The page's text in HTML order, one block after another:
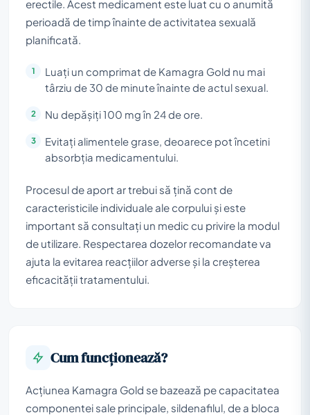
erectile. Acest medicament este luat cu o anumită
perioadă de timp înainte de activitatea sexuală
planificată.
Luați un comprimat de Kamagra Gold nu mai
târziu de 30 de minute înainte de actul sexual.
Nu depășiți 100 mg în 24 de ore.
Evitați alimentele grase, deoarece pot încetini
absorbția medicamentului.
Procesul de aport ar trebui să țină cont de
caracteristicile individuale ale corpului și este
important să consultați un medic cu privire la modul
de utilizare. Respectarea dozelor recomandate va
ajuta la evitarea reacțiilor adverse și la creșterea
eficacității tratamentului.
Cum funcționează?
Acțiunea Kamagra Gold se bazează pe capacitatea
componentei sale principale, sildenafilul, de a bloca